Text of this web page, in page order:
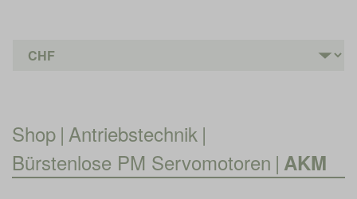
Shop | Antriebstechnik |
Bürstenlose PM Servomotoren | AKM